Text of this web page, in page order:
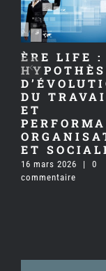
ÈRE LIFE :
DU
ET
ET
16 mars 2026 |
0
commentaire